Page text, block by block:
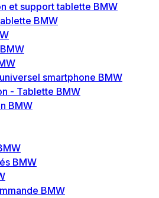
et support tablette BMW
BMW
smartphone BMW
- Tablette BMW
BMW
BMW
BMW